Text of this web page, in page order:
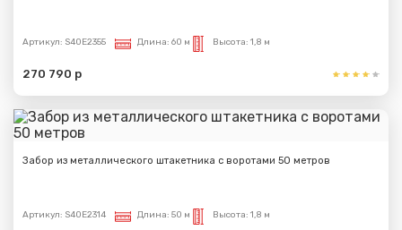
Артикул: S40E2355 Длина: 60 м Высота: 1,8 м
270 790 р
Забор из металлического штакетника с воротами 50 метров
Артикул: S40E2314 Длина: 50 м Высота: 1,8 м